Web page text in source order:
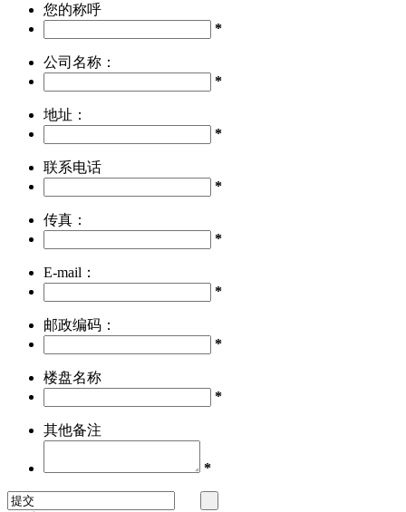
您的称呼
*
公司名称：
*
地址：
*
联系电话
*
传真：
*
E-mail：
*
邮政编码：
*
楼盘名称
*
其他备注
*